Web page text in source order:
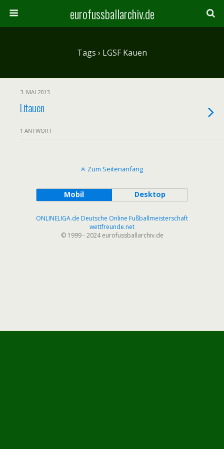
eurofussballarchiv.de
Tags › LGSF Kauen
3. MAI 2013
Litauen
1 ANTWORT
Zum Seitenanfang
Mobil Desktop
ONLINELIGA.de Deutsche Online Fußballmeisterschaft
wettfreunde.net
© 1999 - 2024 eurofussballarchiv.de